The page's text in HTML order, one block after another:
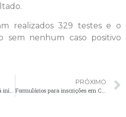
realizados 329 testes e o
sem nenhum caso positivo
Vacinação contra a gripe terá início nesta quarta-feira (14)
PRÓXIMO
Formulários para inscrições em CMEIs, transferências e cadastros para Educação Infantil estão disponíveis